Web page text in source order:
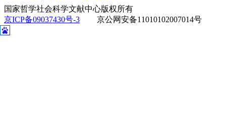
国家哲学社会科学文献中心版权所有
京ICP备09037430号-3
京公网安备11010102007014号